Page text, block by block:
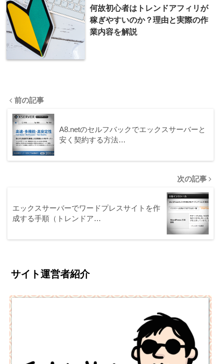
何故初心者はトレンドアフィリが
稼ぎやすいのか？理由と実際の作
業内容を解説
前の記事
A8.netのセルフバックでエックスサーバーと
安く契約する方法…
次の記事
エックスサーバーでワードプレスサイトを作
成する手順（トレンドア…
サイト運営者紹介